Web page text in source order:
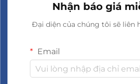
Nhận báo giá
Đại diện của chúng tôi sẽ liên
Email